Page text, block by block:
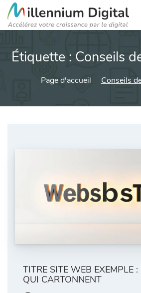
Étiquette : Conseils
Page d'accueil Conseils
TITRE SITE WEB EXEMPLE
QUI CARTONNENT